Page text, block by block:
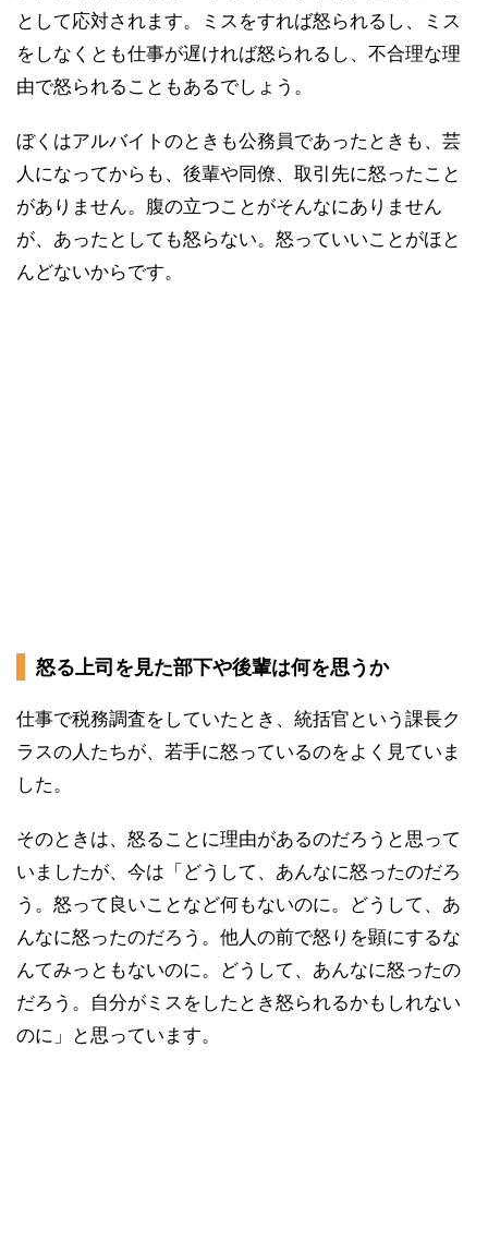
として応対されます。ミスをすれば怒られるし、ミス
をしなくとも仕事が遅ければ怒られるし、不合理な理
由で怒られることもあるでしょう。
ぼくはアルバイトのときも公務員であったときも、芸
人になってからも、後輩や同僚、取引先に怒ったこと
がありません。腹の立つことがそんなにありません
が、あったとしても怒らない。怒っていいことがほと
んどないからです。
怒る上司を見た部下や後輩は何を思うか
仕事で税務調査をしていたとき、統括官という課長ク
ラスの人たちが、若手に怒っているのをよく見ていま
した。
そのときは、怒ることに理由があるのだろうと思って
いましたが、今は「どうして、あんなに怒ったのだろ
う。怒って良いことなど何もないのに。どうして、あ
んなに怒ったのだろう。他人の前で怒りを顕にするな
んてみっともないのに。どうして、あんなに怒ったの
だろう。自分がミスをしたとき怒られるかもしれない
のに」と思っています。